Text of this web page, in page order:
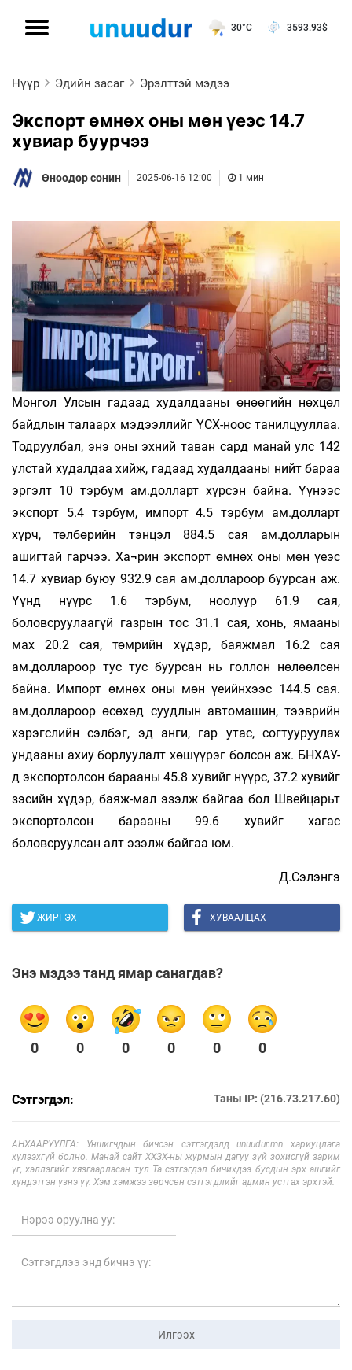
30°C 3593.93$
Нүүр Эдийн засаг Эрэлттэй мэдээ
Экспорт өмнөх оны мөн үеэс 14.7
хувиар буурчээ
Өнөөдөр сонин 2025-06-16 12:00 1 мин
Монгол Улсын гадаад худалдааны өнөөгийн нөхцөл
байдлын талаарх мэдээллийг ҮСХ-ноос танилцууллаа.
Тодруулбал, энэ оны эхний таван сард манай улс 142
улстай худалдаа хийж, гадаад худалдааны нийт бараа
эргэлт 10 тэрбум ам.долларт хүрсэн байна. Үүнээс
экспорт 5.4 тэрбум, импорт 4.5 тэрбум ам.долларт
хүрч, төлбөрийн тэнцэл 884.5 сая ам.долларын
ашигтай гарчээ. Ха¬рин экспорт өмнөх оны мөн үеэс
14.7 хувиар буюу 932.9 сая ам.доллароор буурсан аж.
Үүнд нүүрс 1.6 тэрбум, ноолуур 61.9 сая,
боловсруулаагүй газрын тос 31.1 сая, хонь, ямааны
мах 20.2 сая, төмрийн хүдэр, баяжмал 16.2 сая
ам.доллароор тус тус буурсан нь голлон нөлөөлсөн
байна. Импорт өмнөх оны мөн үеийнхээс 144.5 сая.
ам.доллароор өсөхөд суудлын автомашин, тээврийн
хэрэгслийн сэлбэг, эд анги, гар утас, согтууруулах
ундааны ахиу борлуулалт хөшүүрэг болсон аж. БНХАУ-
д экспортолсон барааны 45.8 хувийг нүүрс, 37.2 хувийг
зэсийн хүдэр, баяж-мал эзэлж байгаа бол Швейцарьт
экспортолсон барааны 99.6 хувийг хагас
боловсруулсан алт эзэлж байгаа юм.
Д.Сэлэнгэ
ЖИРГЭХ ХУВААЛЦАХ
Энэ мэдээ танд ямар санагдав?
0 0 0 0 0 0
Сэтгэгдэл: Таны IP: (216.73.217.60)
АНХААРУУЛГА: Уншигчдын бичсэн сэтгэгдэлд unuudur.mn хариуцлага
хүлээхгүй болно. Манай сайт ХХЗХ-ны журмын дагуу зүй зохисгүй зарим
үг, хэллэгийг хязгаарласан тул Та сэтгэгдэл бичихдээ бусдын эрх ашгийг
хүндэтгэн үзнэ үү. Хэм хэмжээ зөрчсөн сэтгэгдлийг админ устгах эрхтэй.
Илгээх